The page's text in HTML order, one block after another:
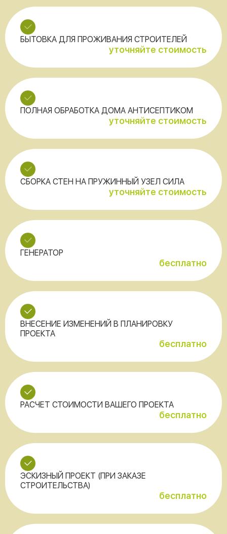
БЫТОВКА ДЛЯ ПРОЖИВАНИЯ СТРОИТЕЛЕЙ
уточняйте стоимость
ПОЛНАЯ ОБРАБОТКА ДОМА АНТИСЕПТИКОМ
уточняйте стоимость
СБОРКА СТЕН НА ПРУЖИННЫЙ УЗЕЛ СИЛА
уточняйте стоимость
ГЕНЕРАТОР
бесплатно
ВНЕСЕНИЕ ИЗМЕНЕНИЙ В ПЛАНИРОВКУ
ПРОЕКТА
бесплатно
РАСЧЕТ СТОИМОСТИ ВАШЕГО ПРОЕКТА
бесплатно
ЭСКИЗНЫЙ ПРОЕКТ (ПРИ ЗАКАЗЕ
СТРОИТЕЛЬСТВА)
бесплатно